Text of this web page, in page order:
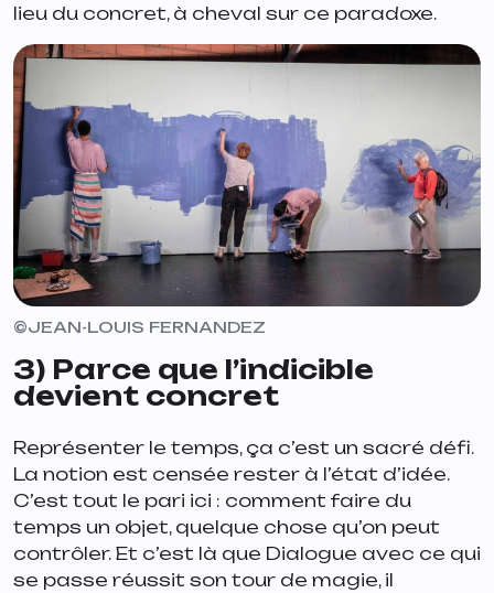
lieu du concret, à cheval sur ce paradoxe.
©JEAN-LOUIS FERNANDEZ
3) Parce que l’indicible
devient concret
Représenter le temps, ça c’est un sacré défi.
La notion est censée rester à l’état d’idée.
C’est tout le pari ici : comment faire du
temps un objet, quelque chose qu’on peut
contrôler. Et c’est là que Dialogue avec ce qui
se passe réussit son tour de magie, il